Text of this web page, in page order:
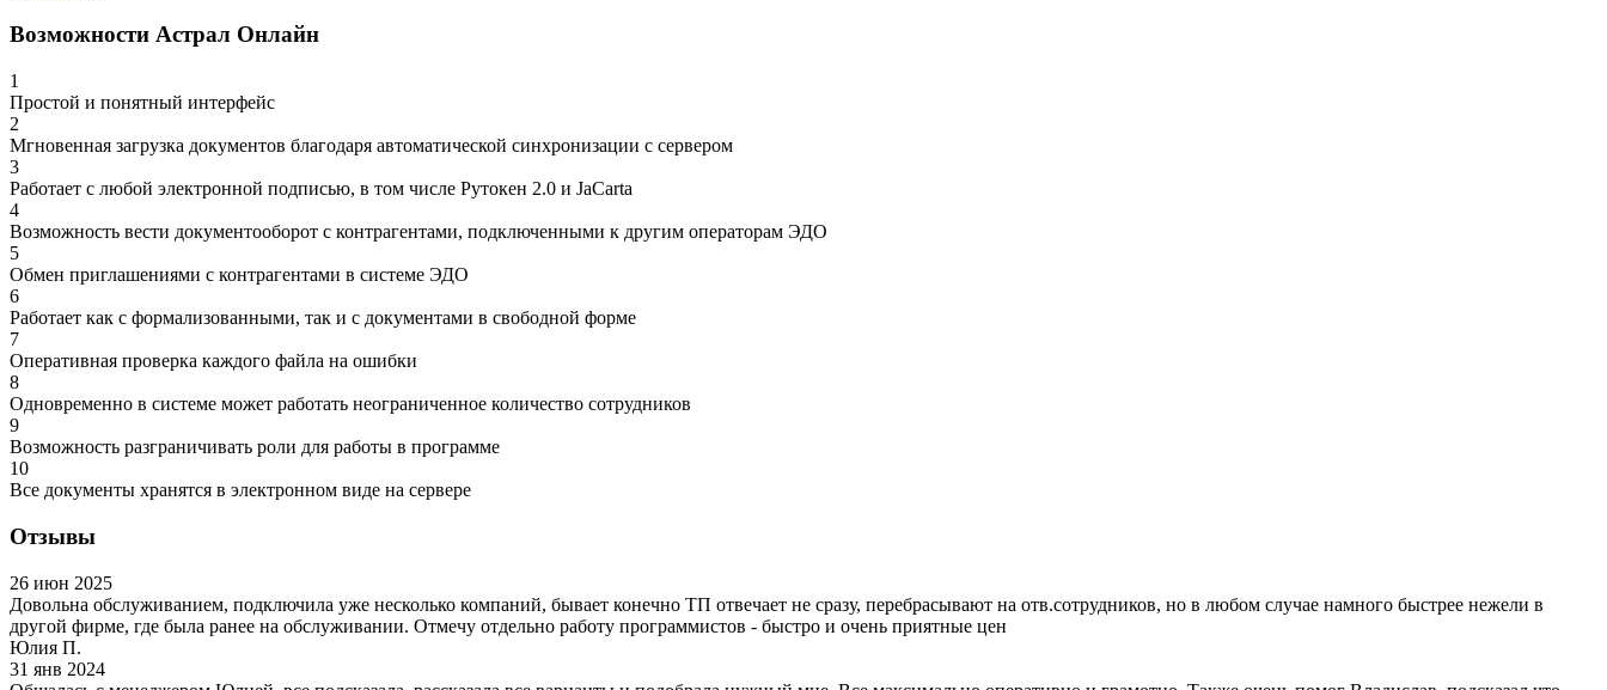
Возможности Астрал Онлайн
1
Простой и понятный интерфейс
2
Мгновенная загрузка документов благодаря автоматической синхронизации с сервером
3
Работает с любой электронной подписью, в том числе Рутокен 2.0 и JaCarta
4
Возможность вести документооборот с контрагентами, подключенными к другим операторам ЭДО
5
Обмен приглашениями с контрагентами в системе ЭДО
6
Работает как с формализованными, так и с документами в свободной форме
7
Оперативная проверка каждого файла на ошибки
8
Одновременно в системе может работать неограниченное количество сотрудников
9
Возможность разграничивать роли для работы в программе
10
Все документы хранятся в электронном виде на сервере
Отзывы
26 июн 2025
Довольна обслуживанием, подключила уже несколько компаний, бывает конечно ТП отвечает не сразу, перебрасывают на отв.сотрудников, но в любом случае намного быстрее нежели в
другой фирме, где была ранее на обслуживании. Отмечу отдельно работу программистов - быстро и очень приятные цен
Юлия П.
31 янв 2024